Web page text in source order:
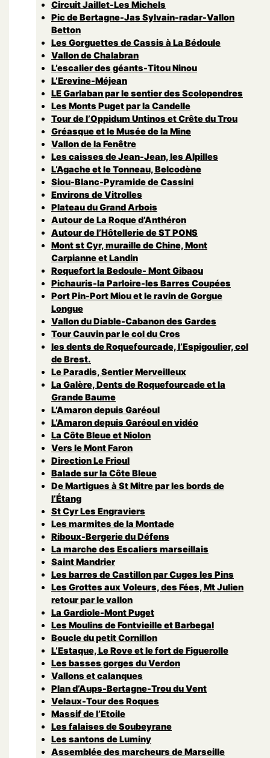
Circuit Jaillet-Les Michels
Pic de Bertagne-Jas Sylvain-radar-Vallon
Betton
Les Gorguettes de Cassis à La Bédoule
Vallon de Chalabran
L’escalier des géants-Titou Ninou
L’Erevine-Méjean
LE Garlaban par le sentier des Scolopendres
Les Monts Puget par la Candelle
Tour de l’Oppidum Untinos et Crête du Trou
Gréasque et le Musée de la Mine
Vallon de la Fenêtre
Les caisses de Jean-Jean, les Alpilles
L’Agache et le Tonneau, Belcodène
Siou-Blanc-Pyramide de Cassini
Environs de Vitrolles
Plateau du Grand Arbois
Autour de La Roque d’Anthéron
Autour de l’Hôtellerie de ST PONS
Mont st Cyr, muraille de Chine, Mont
Carpianne et Landin
Roquefort la Bedoule- Mont Gibaou
Pichauris-la Parloire-les Barres Coupées
Port Pin-Port Miou et le ravin de Gorgue
Longue
Vallon du Diable-Cabanon des Gardes
Tour Cauvin par le col du Cros
les dents de Roquefourcade, l’Espigoulier, col
de Brest.
Le Paradis, Sentier Merveilleux
La Galère, Dents de Roquefourcade et la
Grande Baume
L’Amaron depuis Garéoul
L’Amaron depuis Garéoul en vidéo
La Côte Bleue et Niolon
Vers le Mont Faron
Direction Le Frioul
Balade sur la Côte Bleue
De Martigues à St Mitre par les bords de
l’Étang
St Cyr Les Engraviers
Les marmites de la Montade
Riboux-Bergerie du Défens
La marche des Escaliers marseillais
Saint Mandrier
Les barres de Castillon par Cuges les Pins
Les Grottes aux Voleurs, des Fées, Mt Julien
retour par le vallon
La Gardiole-Mont Puget
Les Moulins de Fontvieille et Barbegal
Boucle du petit Cornillon
L’Estaque, Le Rove et le fort de Figuerolle
Les basses gorges du Verdon
Vallons et calanques
Plan d’Aups-Bertagne-Trou du Vent
Velaux-Tour des Roques
Massif de l’Etoile
Les falaises de Soubeyrane
Les santons de Luminy
Assemblée des marcheurs de Marseille